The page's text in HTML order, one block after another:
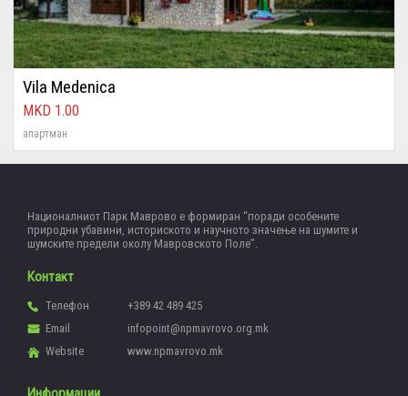
Vila Medenica
1.00
апартман
Националниот Парк Маврово е формиран “поради особените
природни убавини, историското и научното значење на шумите и
шумските предели околу Мавровското Поле”.
Контакт
Телефон
+389 42 489 425
Email
infopoint@npmavrovo.org.mk
Website
www.npmavrovo.mk